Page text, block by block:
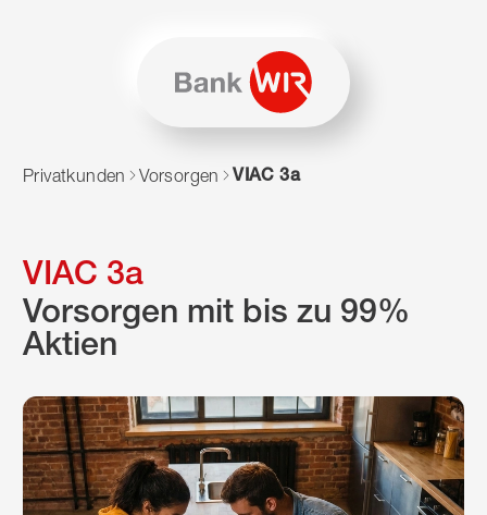
Zum Navigieren dieser Seite wird JavaScript benötigt.
Privatkunden Vorsorgen VIAC 3a
VIAC 3a
Vorsorgen mit bis zu 99%
Aktien